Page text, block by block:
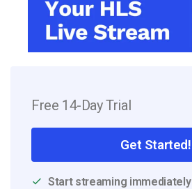
Free 14-Day Trial
Get Started!
Start streaming immediately